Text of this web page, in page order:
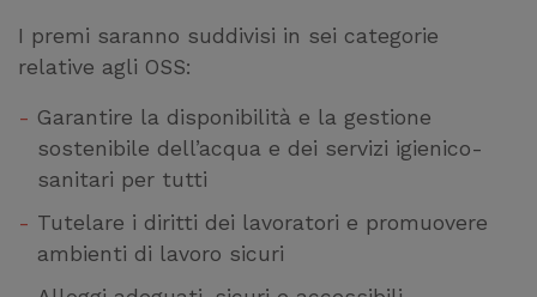
I premi saranno suddivisi in sei categorie
relative agli OSS:
Garantire la disponibilità e la gestione
sostenibile dell’acqua e dei servizi igienico-
sanitari per tutti
Tutelare i diritti dei lavoratori e promuovere
ambienti di lavoro sicuri